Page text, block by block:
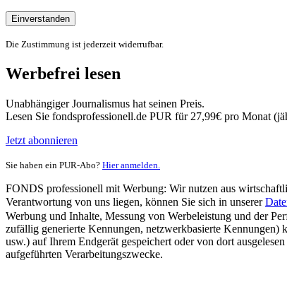
Einverstanden
Die Zustimmung ist jederzeit widerrufbar.
Werbefrei lesen
Unabhängiger Journalismus hat seinen Preis.
Lesen Sie fondsprofessionell.de PUR für 27,99€ pro Monat
Jetzt abonnieren
Sie haben ein PUR-Abo? Hier anmelden.
FONDS professionell mit Werbung: Wir nutzen aus
Verantwortung von uns liegen, können Sie sich in unserer
Werbung und Inhalte, Messung von Werbeleistung und der
zufällig generierte Kennungen, netzwerkbasierte
usw.) auf Ihrem Endgerät gespeichert oder von dort
aufgeführten Verarbeitungszwecke.